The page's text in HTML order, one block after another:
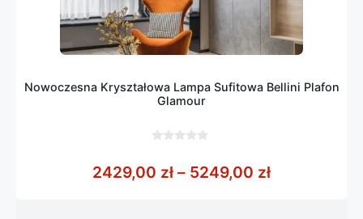
Nowoczesna Kryształowa Lampa Sufitowa Bellini Plafon
Glamour
5
2429,00 zł – 5249,00 złZakres cen: